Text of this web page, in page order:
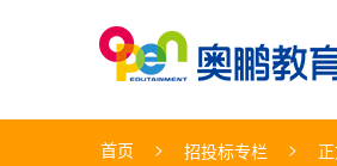
首页 > 招投标专栏 >